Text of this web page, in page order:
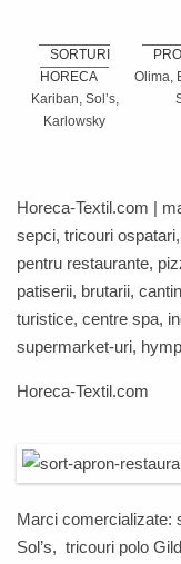
SORTURI
HORECA
Kariban, Sol’s,
Karlowsky
Olima,
Horeca-Textil.com |
sepci, tricouri
pentru restaurante,
patiserii, brutarii,
turistice, centre spa,
supermarket-uri,
Horeca-Textil.com
Marci comercializate:
Sol’s, tricouri polo